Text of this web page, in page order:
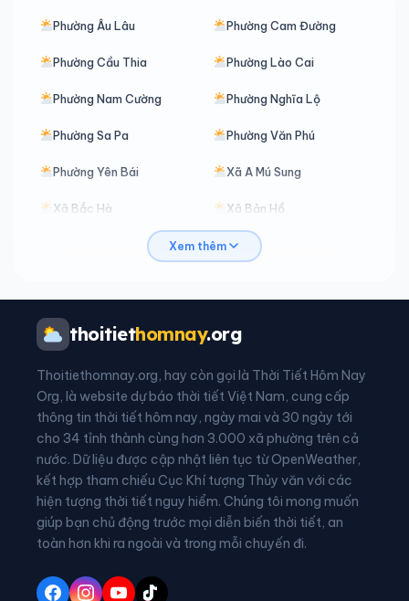
Phường Âu Lâu Phường Cam Đường
Phường Cầu Thia Phường Lào Cai
Phường Nam Cường Phường Nghĩa Lộ
Phường Sa Pa Phường Văn Phú
Phường Yên Bái Xã A Mú Sung
Xã Bắc Hà Xã Bản Hồ
Xã Bản Liền
Xã Bảo Hà
Xã Bảo Thắng
Xã Bát Xát Xã Cảm Nhân
Xã Cao Sơn Xã Cát Thịnh
Xã Chấn Thịnh Xã Châu Quế
Xã Chế Tạo Xã Chiềng Ken
Xã Cốc Lầu Xã Cốc San
Xã Dền Sáng
Xem thêm
thoitiethomnay.org
Thoitiethomnay.org, hay còn gọi là Thời Tiết Hôm Nay
Org, là website dự báo thời tiết Việt Nam, cung cấp
thông tin thời tiết hôm nay, ngày mai và 30 ngày tới
cho 34 tỉnh thành cùng hơn 3.000 xã phường trên cả
nước. Dữ liệu được cập nhật liên tục từ OpenWeather,
kết hợp tham chiếu Cục Khí tượng Thủy văn với các
hiện tượng thời tiết nguy hiểm. Chúng tôi mong muốn
giúp bạn chủ động trước mọi diễn biến thời tiết, an
toàn hơn khi ra ngoài và trong mỗi chuyến đi.